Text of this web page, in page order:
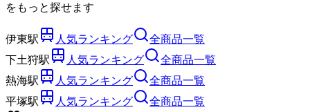
をもっと探せます
伊東駅 人気ランキング
全商品一覧
下土狩駅
人気ランキング
全商品一覧
熱海駅
人気ランキング
全商品一覧
平塚駅
人気ランキング 全商品一覧